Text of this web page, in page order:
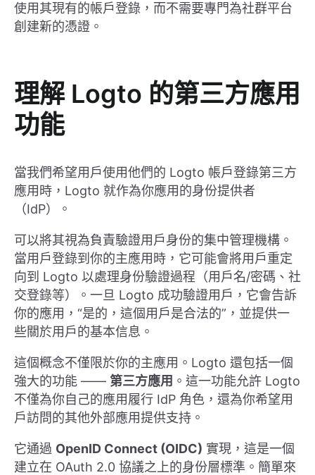
使用其現有的帳戶登錄，而不需要專門為社群平台
創建新的憑證。
理解 Logto 的第三方應用
功能
當我們希望用戶使用他們的 Logto 帳戶登錄第三方
應用時，Logto 就作為你應用的身份提供者
（IdP）。
可以將其視為負責驗證用戶身份的集中管理機構。
當用戶登錄到你的主應用時，它可能會將用戶重定
向到 Logto 以處理身份驗證過程（用戶名/密碼、社
交登錄等）。一旦 Logto 成功驗證用戶，它會告訴
你的應用，“是的，這個用戶是合法的”，並提供一
些關於用戶的基本信息。
這個概念不僅限於你的主應用。Logto 還包括一個
強大的功能 —— 第三方應用 。這一功能允許 Logto
不僅為你自己的應用履行 IdP 角色，還為你希望用
戶訪問的其他外部應用提供支持。
它通過 OpenID Connect (OIDC) 實現，這是一個
建立在 OAuth 2.0 協議之上的身份層標準。簡單來